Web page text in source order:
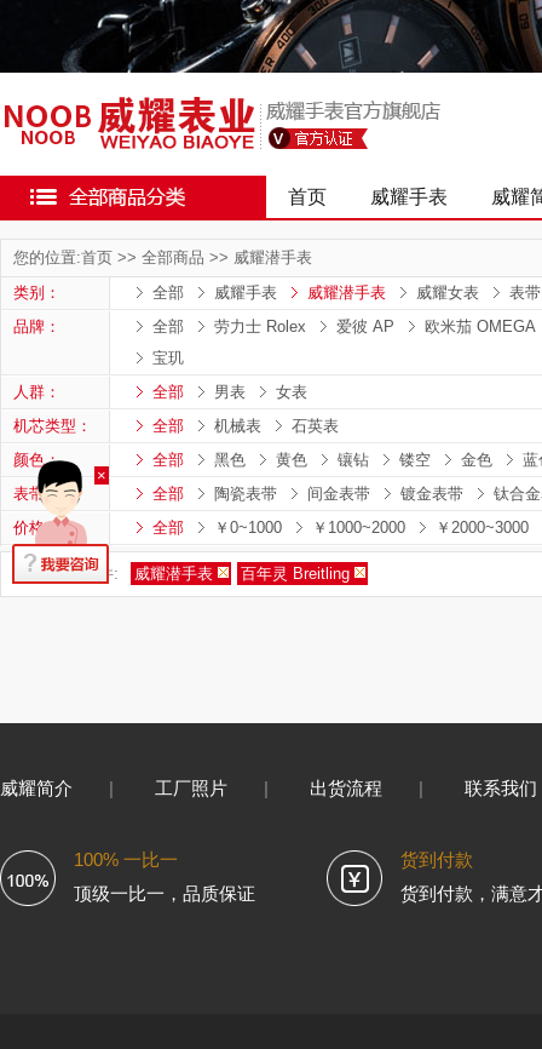
首页 威耀手表 威耀
您的位置:首页 >> 全部商品 >> 威耀潜手表
类别：
全部 威耀手表 威耀潜手表 威耀女表
表带
品牌：
全部 劳力士 Rolex 爱彼 AP
欧米茄 OMEGA
宝玑
人群：
全部 男表
女表
机芯类型：
全部 机械表
石英表
颜色：
全部 黑色 黄色 镶钻 镂空 金色
蓝
表带：
全部 陶瓷表带 间金表带 镀金表带
钛合
价格：
全部 ￥0~1000 ￥1000~2000 ￥2000~3000
您的筛选条件: 威耀潜手表 百年灵 Breitling
威耀简介 工厂照片 出货流程 联系我们
100% 一比一
顶级一比一，品质保证
货到付款
货到付款，满意
×